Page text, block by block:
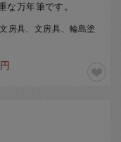
な万年筆です。
房具、文房具、輪島塗
円